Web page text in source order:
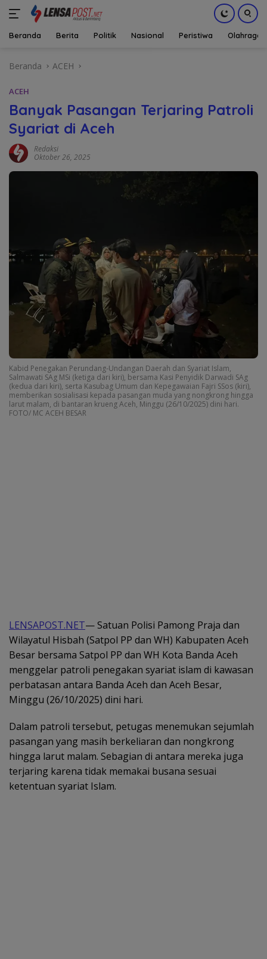
Beranda Berita Politik Nasional Peristiwa Olahraga
Beranda ACEH
ACEH
Banyak Pasangan Terjaring Patroli
Syariat di Aceh
Redaksi
Oktober 26, 2025
Kabid Penegakan Perundang-Undangan Daerah dan Syariat Islam,
Salmawati SAg MSi (ketiga dari kiri), bersama Kasi Penyidik Darwadi SAg
(kedua dari kiri), serta Kasubag Umum dan Kepegawaian Fajri SSos (kiri),
memberikan sosialisasi kepada pasangan muda yang nongkrong hingga
larut malam, di bantaran krueng Aceh, Minggu (26/10/2025) dini hari.
FOTO/ MC ACEH BESAR
LENSAPOST.NET— Satuan Polisi Pamong Praja dan
Wilayatul Hisbah (Satpol PP dan WH) Kabupaten Aceh
Besar bersama Satpol PP dan WH Kota Banda Aceh
menggelar patroli penegakan syariat islam di kawasan
perbatasan antara Banda Aceh dan Aceh Besar,
Minggu (26/10/2025) dini hari.
Dalam patroli tersebut, petugas menemukan sejumlah
pasangan yang masih berkeliaran dan nongkrong
hingga larut malam. Sebagian di antara mereka juga
terjaring karena tidak memakai busana sesuai
ketentuan syariat Islam.